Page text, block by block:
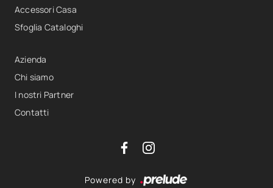
Accessori Casa
Sfoglia Cataloghi
Azienda
Chi siamo
I nostri Partner
Contatti
Powered by